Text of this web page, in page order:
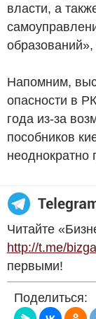
власти, а
Напомним,
опасности в
года из-за
пособников
неоднократно
Читайте
http://t.me/
первыми!
Поделиться: